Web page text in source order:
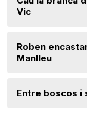
Vic
Roben
Manlleu
Entre boscos i